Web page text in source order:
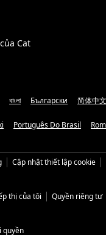
Cat
বাংলা Български 简体中文
Português Do Brasil
Cập nhật thiết lập cookie
thị của tôi Quyền riêng tư
quyền